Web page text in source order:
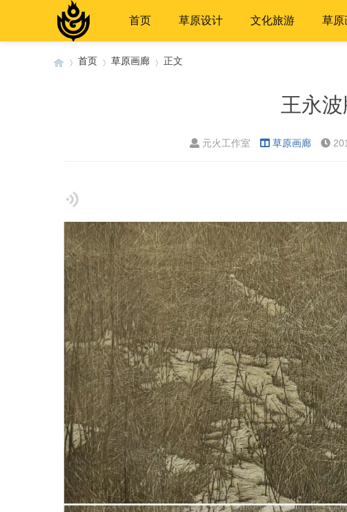
首页 草原设计 文化旅游 草原
首页 草原画廊 正文
王永
元火工作室 草原画廊